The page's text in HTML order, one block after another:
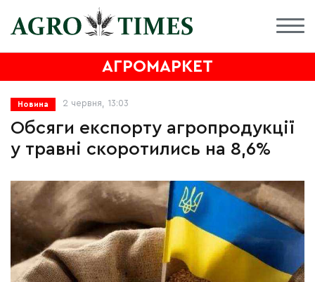
АГРОМАРКЕТ
Новина 2 червня, 13:03
Обсяги експорту агропродукції
у травні скоротились на 8,6%